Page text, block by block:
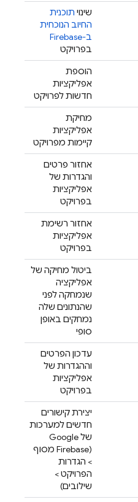
שינוי תוכנית
החיוב הנוכחית
ב-Firebase
בפרויקט
הוספת
אפליקציות
חדשות לפרויקט
מחיקת
אפליקציות
קיימות מפרויקט
אחזור פרטים
והגדרות של
אפליקציות
בפרויקט
אחזור רשימת
אפליקציות
בפרויקט
ביטול מחיקה של
אפליקציה
שנמחקה לפני
שהנתונים שלה
נמחקים באופן
סופי
עדכון הפרטים
וההגדרות של
אפליקציות
בפרויקט
יצירת קישורים
חדשים למערכות
של Google
(
Firebase מסוף
> הגדרות
הפרויקט >
שילובים)